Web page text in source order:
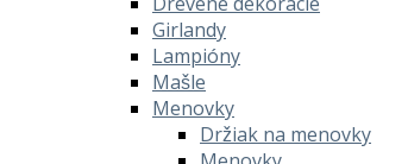
Girlandy
Lampióny
Mašle
Menovky
Držiak na menovky